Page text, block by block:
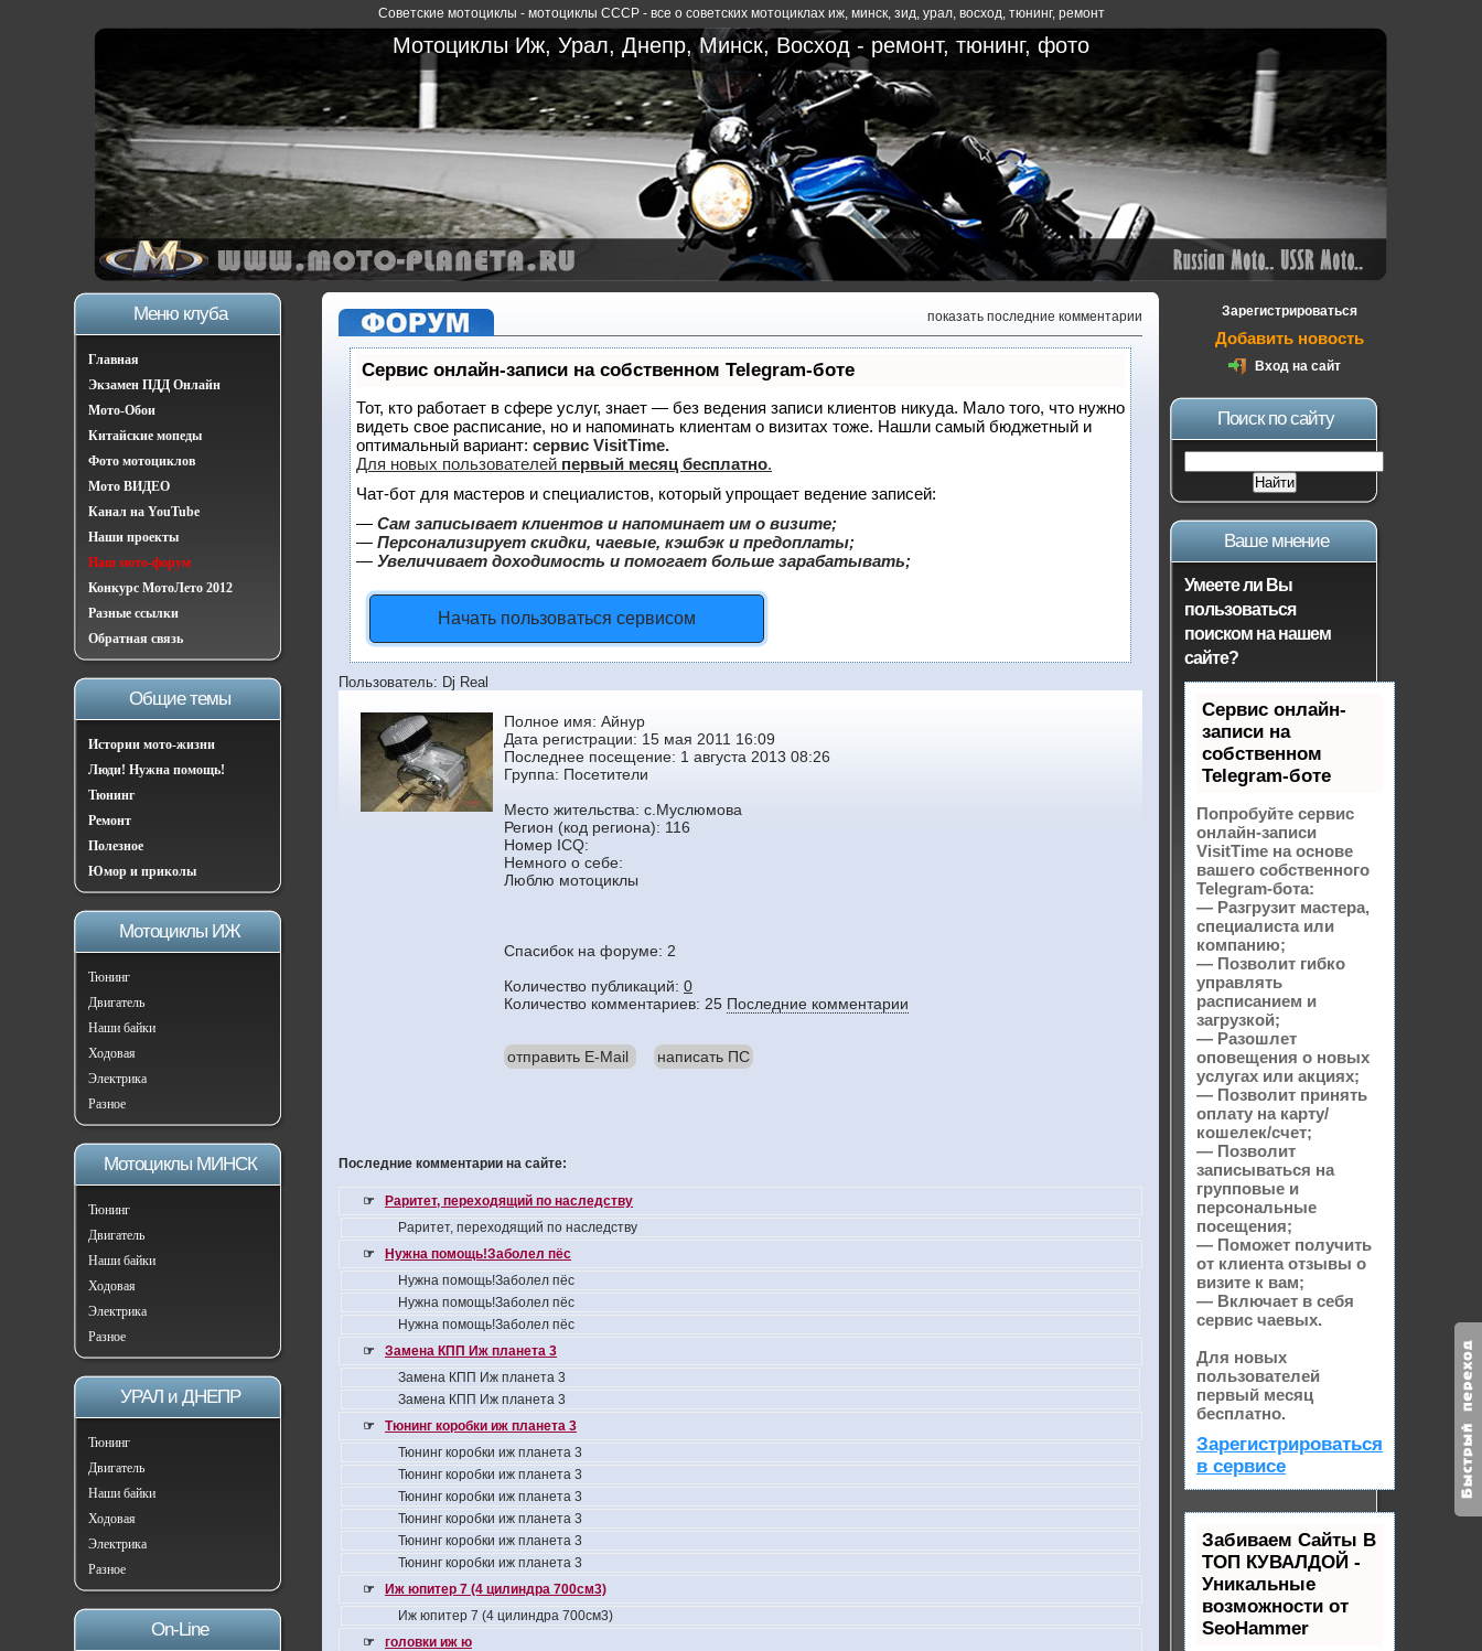
Советские мотоциклы - мотоциклы СССР - все о советских мотоциклах иж, минск, зид, урал, восход,тюнинг,ремонт
Мотоциклы Иж, Урал, Днепр, Минск, Восход - ремонт, тюнинг, фото
Меню клуба
Главная
Экзамен ПДД Онлайн
Мото-Обои
Китайские мопеды
Фото мотоциклов
Мото ВИДЕО
Канал на YouTube
Наши проекты
Наш мото-форум
Конкурс МотоЛето 2012
Разные ссылки
Обратная связь
Общие темы
Истории мото-жизни
Люди! Нужна помощь!
Тюнинг
Ремонт
Полезное
Юмор и приколы
Мотоциклы ИЖ
Тюнинг
Двигатель
Наши байки
Ходовая
Электрика
Разное
Мотоциклы МИНСК
Тюнинг
Двигатель
Наши байки
Ходовая
Электрика
Разное
УРАЛ и ДНЕПР
Тюнинг
Двигатель
Наши байки
Ходовая
Электрика
Разное
On-Line
показать последние комментарии
Сервис онлайн-записи на собственном Telegram-боте
Тот, кто работает в сфере услуг, знает — без ведения записи клиентов никуда. Мало того, что нужно
видеть свое расписание, но и напоминать клиентам о визитах тоже. Нашли самый бюджетный и
оптимальный вариант: сервис VisitTime.
Для новых пользователей первый месяц бесплатно.
Чат-бот для мастеров и специалистов, который упрощает ведение записей:
— Сам записывает клиентов и напоминает им о визите;
— Персонализирует скидки, чаевые, кэшбэк и предоплаты;
— Увеличивает доходимость и помогает больше зарабатывать;
Начать пользоваться сервисом
Пользователь: Dj Real
Полное имя: Айнур
Дата регистрации: 15 мая 2011 16:09
Последнее посещение: 1 августа 2013 08:26
Группа: Посетители
Место жительства: c.Муслюмова
Регион (код региона): 116
Номер ICQ:
Немного о себе:
Люблю мотоциклы
Спасибок на форуме: 2
Количество публикаций: 0
Количество комментариев: 25 Последние комментарии
отправить E-Mail написать ПС
Последние комментарии на сайте:
☞
Раритет, переходящий по наследству
Раритет, переходящий по наследству
☞
Нужна помощь!Заболел пёс
Нужна помощь!Заболел пёс
Нужна помощь!Заболел пёс
Нужна помощь!Заболел пёс
☞
Замена КПП Иж планета 3
Замена КПП Иж планета 3
Замена КПП Иж планета 3
☞
Тюнинг коробки иж планета 3
Тюнинг коробки иж планета 3
Тюнинг коробки иж планета 3
Тюнинг коробки иж планета 3
Тюнинг коробки иж планета 3
Тюнинг коробки иж планета 3
Тюнинг коробки иж планета 3
☞
Иж юпитер 7 (4 цилиндра 700см3)
Иж юпитер 7 (4 цилиндра 700см3)
☞
головки иж ю
Зарегистрироваться
Добавить новость
Вход на сайт
Поиск по сайту
Ваше мнение
Умеете ли Вы
пользоваться
поиском на нашем
сайте?
Сервис онлайн-
записи на
собственном
Telegram-боте
Попробуйте сервис
онлайн-записи
VisitTime на основе
вашего собственного
Telegram-бота:
— Разгрузит мастера,
специалиста или
компанию;
— Позволит гибко
управлять
расписанием и
загрузкой;
— Разошлет
оповещения о новых
услугах или акциях;
— Позволит принять
оплату на карту/
кошелек/счет;
— Позволит
записываться на
групповые и
персональные
посещения;
— Поможет получить
от клиента отзывы о
визите к вам;
— Включает в себя
сервис чаевых.
Для новых
пользователей
первый месяц
бесплатно.
Зарегистрироваться
в сервисе
Забиваем Сайты В
ТОП КУВАЛДОЙ -
Уникальные
возможности от
SeoHammer